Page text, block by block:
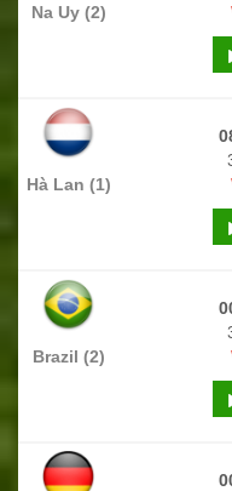
Na Uy (2)
Hà Lan (1)
Brazil (2)